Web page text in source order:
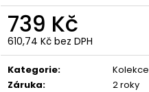
739 Kč
610,74 Kč bez DPH
Měrná
cena:
Kategorie:
Záruka:
2 roky